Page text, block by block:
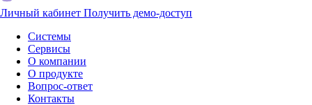
Личный кабинет Получить демо-доступ
Системы
Сервисы
О компании
О продукте
Вопрос-ответ
Контакты